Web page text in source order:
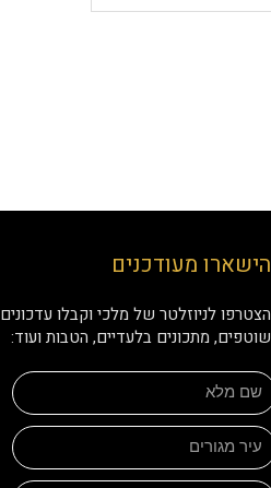
הישארו מעודכנים
הצטרפו לניוזלטר של מלכי וקבלו עדכונים
שוטפים, מתכונים בלעדיים, הטבות ועוד: